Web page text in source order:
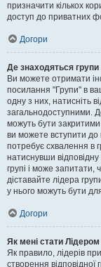
призначити кількох
доступ до приватних
Догори
Де знаходяться групи
Ви можете отримати
посилання "Групи" в
одну з них, натисніть
загальнодоступними.
можуть бути
ви можете вступити до
потребує схвалення в
натиснувши
групі і може
діставайте лідера
у нього можуть бути
Догори
Як мені стати
Як правило, лідерів
створення відповідної